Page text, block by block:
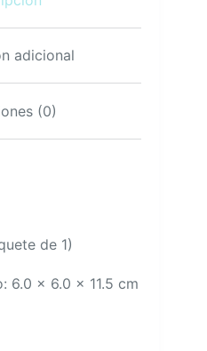
adicional
(0)
de 1)
6.0 x 6.0 x 11.5 cm